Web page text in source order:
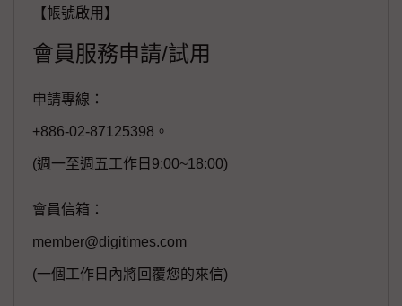
【帳號啟用】
會員服務申請/試用
申請專線：
+886-02-87125398。
(週一至週五工作日9:00~18:00)
會員信箱：
member@digitimes.com
(一個工作日內將回覆您的來信)